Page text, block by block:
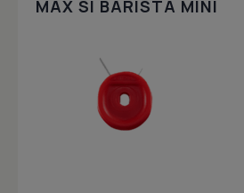
MAX SI BARISTA MINI